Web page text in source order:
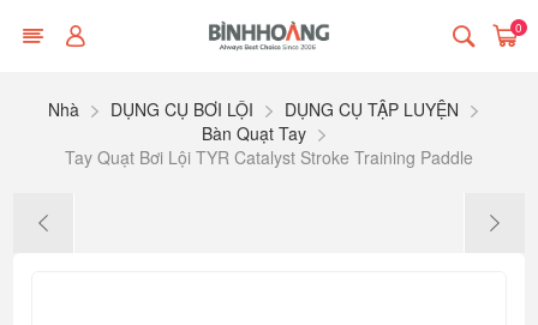
0
Nhà DỤNG CỤ BƠI LỘI
DỤNG CỤ TẬP LUYỆN
Bàn Quạt Tay
Tay Quạt Bơi Lội TYR Catalyst Stroke Training Paddle